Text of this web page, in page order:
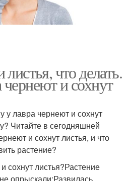
что делать.
и сохнут
у лавра чернеют и сохнут
Читайте в сегодняшней
и сохнут листья, и что
растение?
сохнут листья?Растение